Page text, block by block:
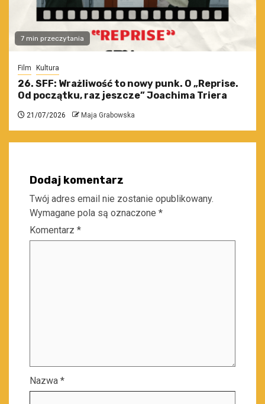
7 min przeczytania
Film Kultura
26. SFF: Wrażliwość to nowy punk. O „Reprise.
Od początku, raz jeszcze” Joachima Triera
21/07/2026 Maja Grabowska
Dodaj komentarz
Twój adres email nie zostanie opublikowany.
Wymagane pola są oznaczone *
Komentarz *
Nazwa *